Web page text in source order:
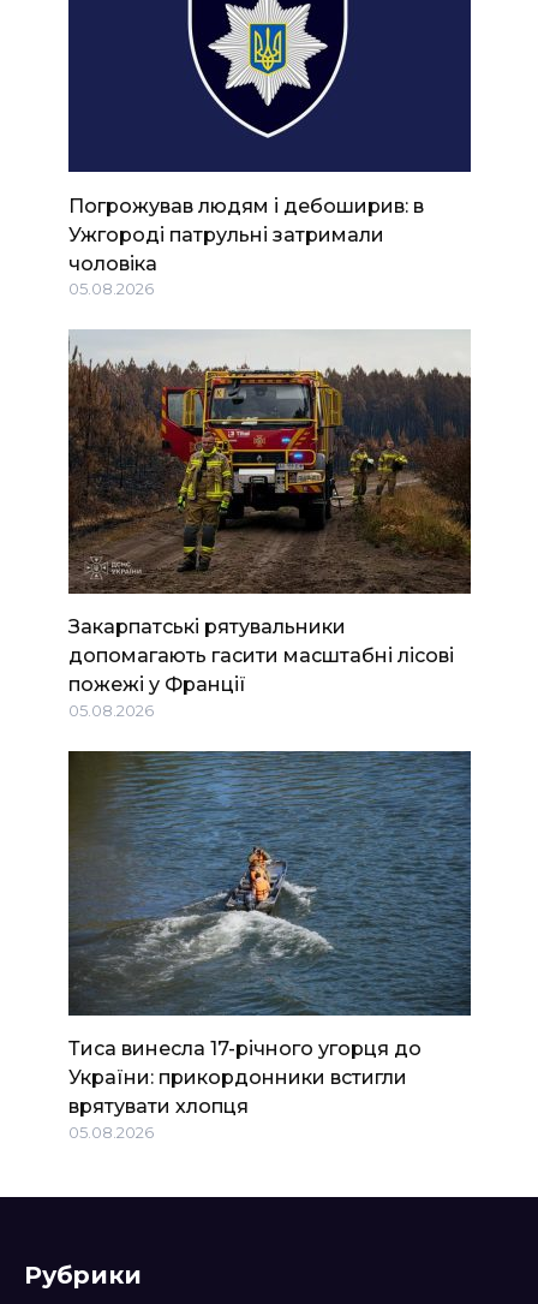
Погрожував людям і дебоширив: в
Ужгороді патрульні затримали
чоловіка
05.08.2026
Закарпатські рятувальники
допомагають гасити масштабні лісові
пожежі у Франції
05.08.2026
Тиса винесла 17-річного угорця до
України: прикордонники встигли
врятувати хлопця
05.08.2026
Рубрики